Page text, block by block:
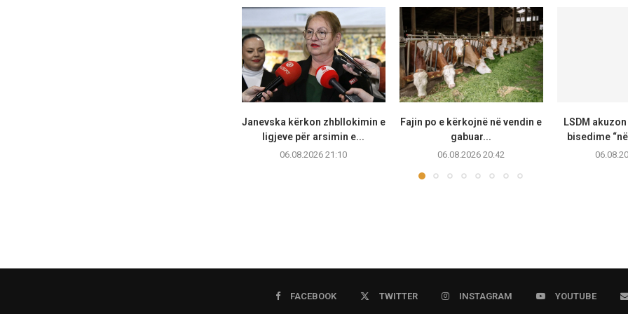
Janevska kërkon zhbllokimin e
ligjeve për arsimin e...
06.08.2026 21:10
Fajin po e kërkojnë në vendin e
gabuar...
06.08.2026 20:42
LSDM
bisedime
FACEBOOK TWITTER INSTAGRAM YOUTUBE